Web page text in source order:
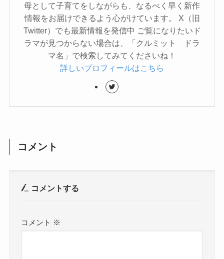
母として子育てをしながらも、なるべく早く新作
情報をお届けできるよう心がけています。 X（旧
Twitter）でも最新情報を発信中 ご覧になりたいド
ラマが見つからない場合は、「クルミット ドラ
マ名」で検索してみてくださいね！
詳しいプロフィールはこちら
コメント
コメントする
コメント ※